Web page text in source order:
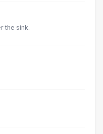
the sink.